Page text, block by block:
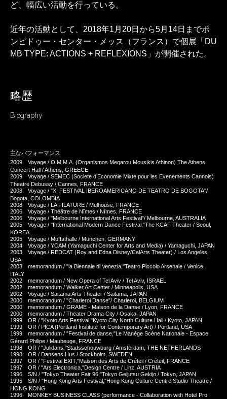
ど、幅広い活動を行っている。
近年の活動として、2018年1月20日から5月14日までポ
ンピドゥー・センター・メッス（フランス）で個展「DU
MB TYPE: ACTIONS + REFLEXIONS」が開催された。
略歴
Biography
主なパフォーマンス
2009 Voyage / O.M.M.A. (Organismos Megarou Mousikis Athinon) The Athens
Concert Hall / Athens, GREECE
2009 Voyage / SEMEC (Societe d’Economie Mixte pour les Evenements Cannois)
Theatre Debussy / Cannes, FRANCE
2008 Voyage / "XI FESTIVAL IBEROAMERICANO DE TEATRO DE BOGOTA"/
Bogota, COLOMBIA
2008 Voyage / LA FILATURE / Mulhouse, FRANCE
2006 Voyage / Théâtre de Nîmes / Nîmes, FRANCE
2006 Voyage / "Melbourne International Arts Festival"/ Melbourne, AUSTRALIA
2005 Voyage / "International Modern Dance Festival,"The KCAF Theater / Seoul,
KOREA
2005 Voyage / Muffathalle / München, GERMANY
2004 Voyage / YCAM (Yamaguchi Center for Arts and Media) / Yamaguchi, JAPAN
2003 Voyage / REDCAT (Roy and Edna Disney/CalArts Theater) / Los Angeles,
USA
2003 memorandum / "la Biennale di Venezia,"Teatro Piccolo Arsenale / Venice,
ITALY
2002 memorandum / New Opera of Tel Aviv / Tel Aviv, ISRAEL
2002 memorandum / Walker Art Center / Minneapolis, USA
2002 Voyage / Saitama Arts Theater / Saitama, JAPAN
2000 memorandum / "Charleroi Danse"/ Charleroi, BELGIUM
2000 memorandum / GRAME - Maison de la Danse / Lyon, FRANCE
2000 memorandum / Theater Drama City / Osaka, JAPAN
1999 OR / "Kyoto Arts Festival,"Kyoto City North Culture Hall / Kyoto, JAPAN
1999 OR / PICA (Portland Institute for Contemporary Art) / Portland, USA
1999 memorandum / "Festival de danse,"Le Manège Scène Nationale - Espace
Gérard Philipe / Maubeuge, FRANCE
1998 OR / "Julidans,"Stadsschouwburg / Amsterdam, THE NETHERLANDS
1998 OR / Dansens Hus / Stockholm, SWEDEN
1997 OR / "Festival EXIT,"Maison des Arts de Créteil / Créteil, FRANCE
1997 OR / "Ars Electronica,"Design Centre / Linz, AUSTRIA
1996 S/N / "Tokyo Theater Fair 96,"Tokyo Geijutsu Gekijo / Tokyo, JAPAN
1996 S/N / "Hong Kong Arts Festival,"Hong Kong Culture Centre Studio Theatre /
HONG KONG
1996 MONKEY BUSINESS CLASS (performance - Collaboration with Hotel Pro